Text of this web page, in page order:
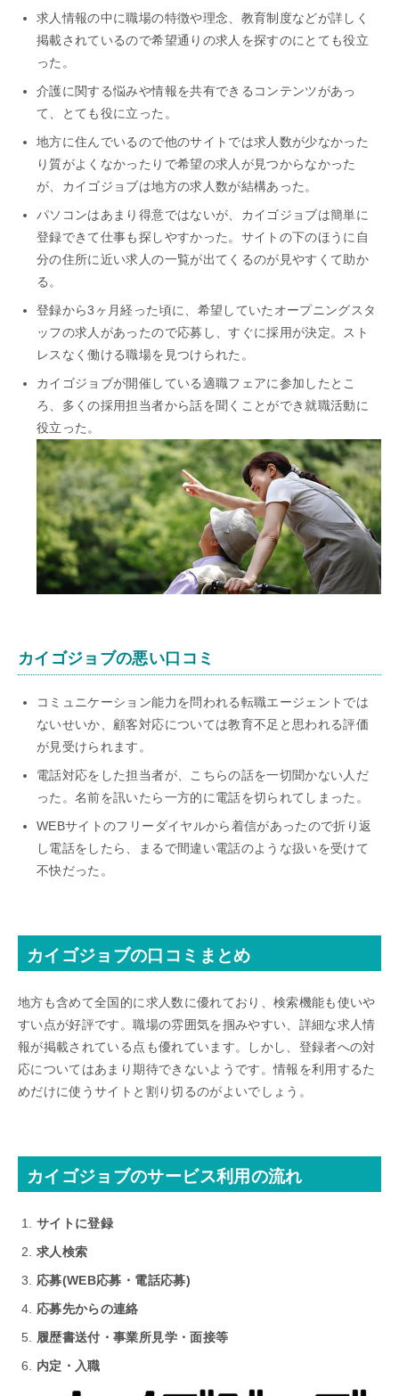
求人情報の中に職場の特徴や理念、教育制度などが詳しく
掲載されているので希望通りの求人を探すのにとても役立
った。
介護に関する悩みや情報を共有できるコンテンツがあっ
て、とても役に立った。
地方に住んでいるので他のサイトでは求人数が少なかった
り質がよくなかったりで希望の求人が見つからなかった
が、カイゴジョブは地方の求人数が結構あった。
パソコンはあまり得意ではないが、カイゴジョブは簡単に
登録できて仕事も探しやすかった。サイトの下のほうに自
分の住所に近い求人の一覧が出てくるのが見やすくて助か
る。
登録から3ヶ月経った頃に、希望していたオープニングスタ
ッフの求人があったので応募し、すぐに採用が決定。スト
レスなく働ける職場を見つけられた。
カイゴジョブが開催している適職フェアに参加したとこ
ろ、多くの採用担当者から話を聞くことができ就職活動に
役立った。
カイゴジョブの悪い口コミ
コミュニケーション能力を問われる転職エージェントでは
ないせいか、顧客対応については教育不足と思われる評価
が見受けられます。
電話対応をした担当者が、こちらの話を一切聞かない人だ
った。名前を訊いたら一方的に電話を切られてしまった。
WEBサイトのフリーダイヤルから着信があったので折り返
し電話をしたら、まるで間違い電話のような扱いを受けて
不快だった。
カイゴジョブの口コミまとめ
地方も含めて全国的に求人数に優れており、検索機能も使いや
すい点が好評です。職場の雰囲気を掴みやすい、詳細な求人情
報が掲載されている点も優れています。しかし、登録者への対
応についてはあまり期待できないようです。情報を利用するた
めだけに使うサイトと割り切るのがよいでしょう。
カイゴジョブのサービス利用の流れ
サイトに登録
求人検索
応募(WEB応募・電話応募)
応募先からの連絡
履歴書送付・事業所見学・面接等
内定・入職